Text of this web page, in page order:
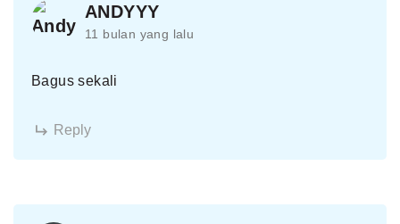
ANDYYY
11 bulan yang lalu
Bagus sekali
Reply